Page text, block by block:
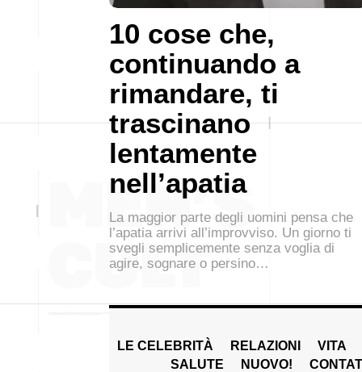
10 cose che,
continuando a
rimandare, ti
trascinano
lentamente
nell’apatia
La maggior parte degli uomini pensa che
l’apatia arrivi all’improvviso. Un giorno ti
svegli semplicemente senza voglia di
agire, sognare o persino…
LE CELEBRITÀ RELAZIONI
VITA
SALUTE
NUOVO!